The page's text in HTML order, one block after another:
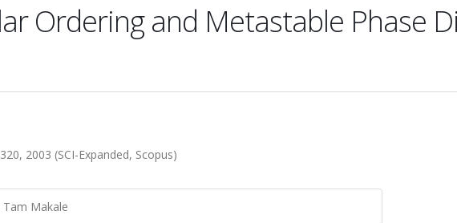
Ordering and Metastable Phase
2003 (SCI-Expanded, Scopus)
Makale